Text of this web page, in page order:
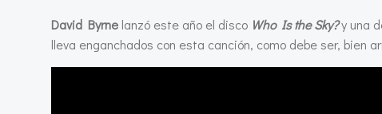
David Byrne lanzó este año el disco Who Is the Sky?y una
lleva enganchados con esta canción, como debe ser, bien